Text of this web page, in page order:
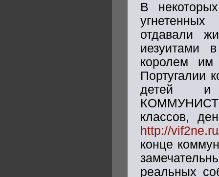
В
отдавали
иезуитами
королем им
Португалии
детей и
классов,
http://
конце
реальных